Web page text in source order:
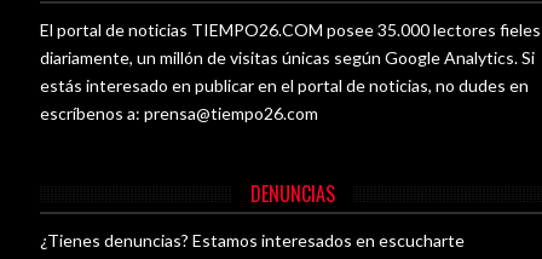
El portal de noticias TIEMPO26.COM posee 35.000 lectores fieles
diariamente, un millón de visitas únicas según Google Analytics. Si
estás interesado en publicar en el portal de noticias, no dudes en
escríbenos a:prensa@tiempo26.com
DENUNCIAS
¿Tienes denuncias? Estamos interesados en escucharte